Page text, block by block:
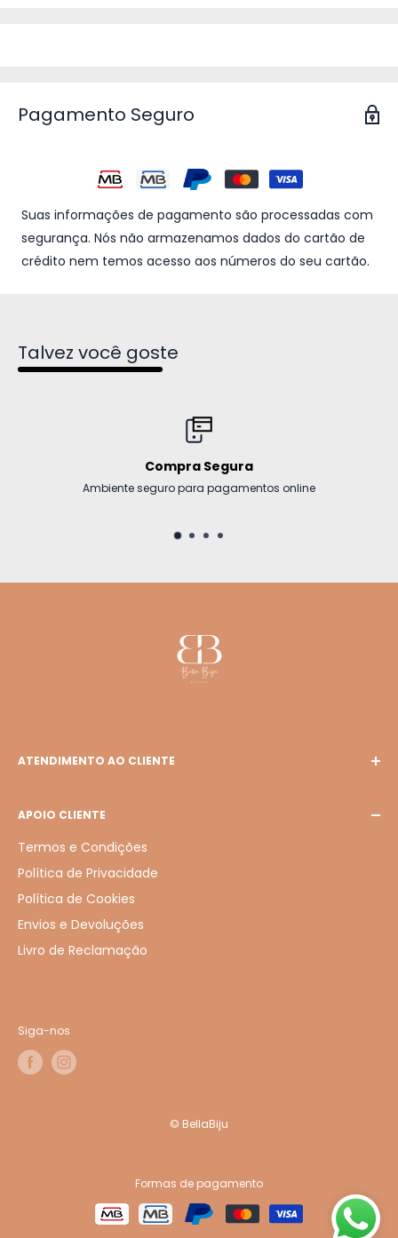
Pagamento Seguro
Suas informações de pagamento são processadas com
segurança. Nós não armazenamos dados do cartão de
crédito nem temos acesso aos números do seu cartão.
Talvez você goste
Compra Segura
Ambiente seguro para pagamentos online
ATENDIMENTO AO CLIENTE
APOIO CLIENTE
Termos e Condições
Política de Privacidade
Política de Cookies
Envios e Devoluções
Livro de Reclamação
Siga-nos
© BellaBiju
Formas de pagamento